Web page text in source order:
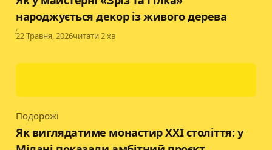
народжується декор із живого дерева
Published
22 Травня, 2026читати 2 хв
Category
Подорожі
Як виглядатиме монастир XXI століття: у